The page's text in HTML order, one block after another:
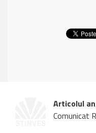
Articolul
Comunicat